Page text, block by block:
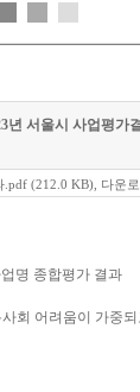
년 서울시 사업평가
.pdf (212.0 KB), 다운
명 종합평가 결과
회 어려움이 가중